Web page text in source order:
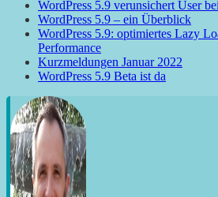
WordPress 5.9 verunsichert User
WordPress 5.9 – ein Überblick
WordPress 5.9: optimiertes Lazy
Performance
Kurzmeldungen Januar 2022
WordPress 5.9 Beta ist da